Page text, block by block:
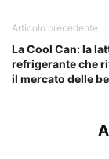
Articolo precedente
La Cool Can: la
refrigerante che
il mercato delle